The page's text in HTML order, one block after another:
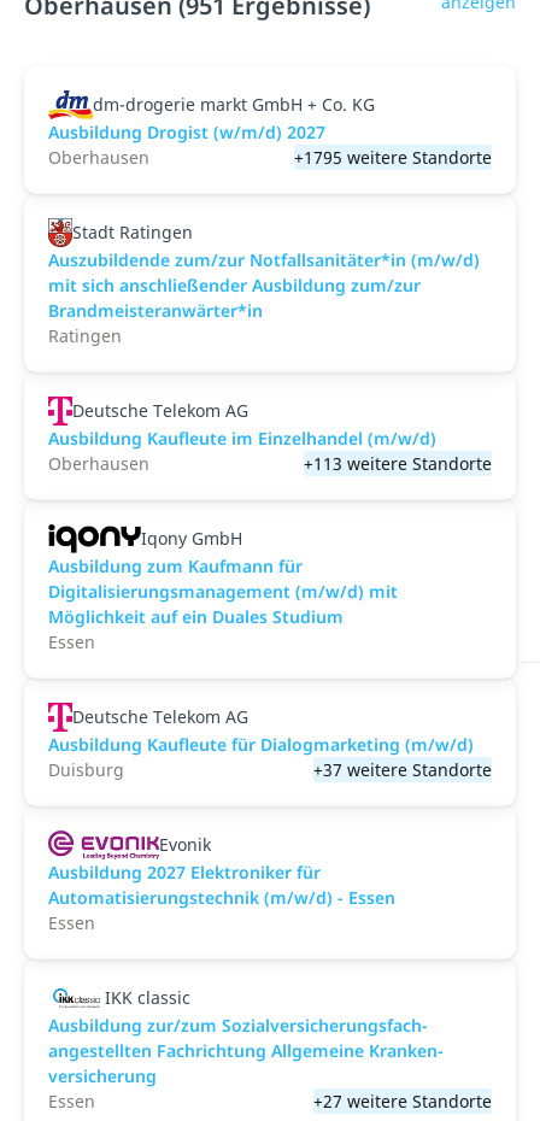
dm-drogerie markt GmbH + Co. KG
Ausbildung Drogist (w/m/d) 2027
Oberhausen
+1795 weitere Standorte
Stadt Ratingen
Auszubildende zum/zur Notfallsanitäter*in (m/w/d)
mit sich anschließender Ausbildung zum/zur
Brandmeisteranwärter*in
Ratingen
Deutsche Telekom AG
Ausbildung Kaufleute im Einzelhandel (m/w/d)
Oberhausen
+113 weitere Standorte
Iqony GmbH
Ausbildung zum Kaufmann für
Digitalisierungsmanagement (m/w/d) mit
Möglichkeit auf ein Duales Studium
Essen
Deutsche Telekom AG
Ausbildung Kaufleute für Dialogmarketing (m/w/d)
Duisburg
+37 weitere Standorte
Evonik
Ausbildung 2027 Elektroniker für
Automatisierungstechnik (m/w/d) - Essen
Essen
IKK classic
Aus­bild­ung zur/zum Sozial­versicher­ungs­fach­
angestellten­ Fach­richtung All­gemeine Kranken­
versicher­ung
Essen
+27 weitere Standorte